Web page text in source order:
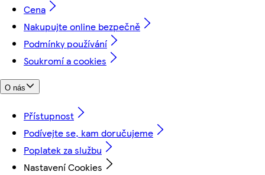
Cena
Nakupujte online bezpečně
Podmínky používání
Soukromí a cookies
O nás
Přístupnost
Podívejte se, kam doručujeme
Poplatek za službu
Nastavení Cookies